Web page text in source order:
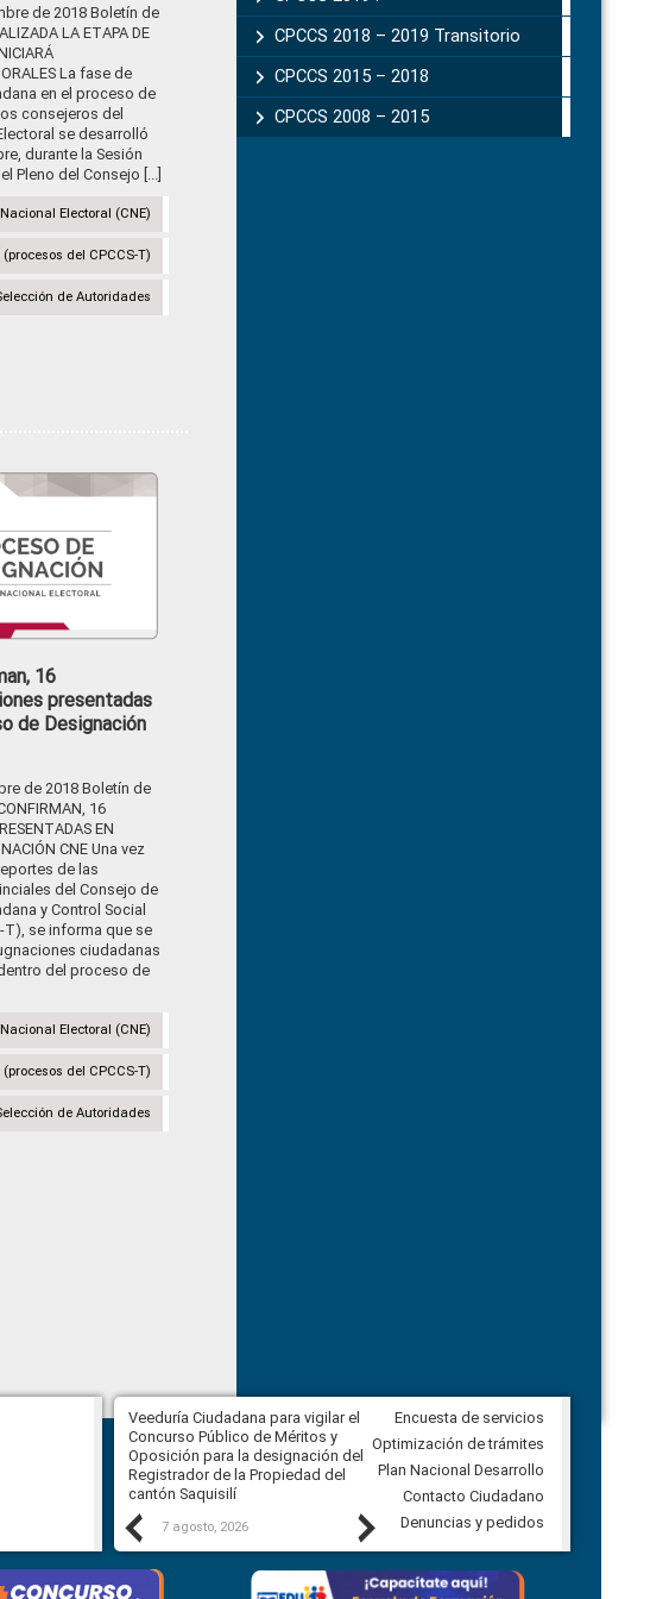
de 2018 Boletín de
LA ETAPA DE
ORALES La fase de
en el proceso de
consejeros del
se desarrolló
durante la Sesión
Pleno del Consejo [...]
Electoral (CNE)
del CPCCS-T)
de Autoridades
16
presentadas
de Designación
de 2018 Boletín de
16
EN
CNE Una vez
de las
del Consejo de
y Control Social
T), se informa que se
ciudadanas
del proceso de
Electoral (CNE)
del CPCCS-T)
de Autoridades
CPCCS 2018 – 2019 Transitorio
CPCCS 2015 – 2018
CPCCS 2008 – 2015
Previous
a
de la
Veeduría Ciudadana para vigilar el
Concurso Público de Méritos y
Oposición para la designación del
Registrador de la Propiedad del
cantón Saquisilí
7 agosto, 2026
Veeduría Ciudadana para vigilar la
construcción del asfaltado de
Ballenita del cantón Santa Elena
7 agosto, 2026
Next
Encuesta de servicios
Optimización de trámites
Plan Nacional Desarrollo
Contacto Ciudadano
Denuncias y pedidos